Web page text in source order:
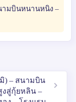
ามบินหนานหนิง –
) – สนามบิน
งสู่กุ้ยหลิน –